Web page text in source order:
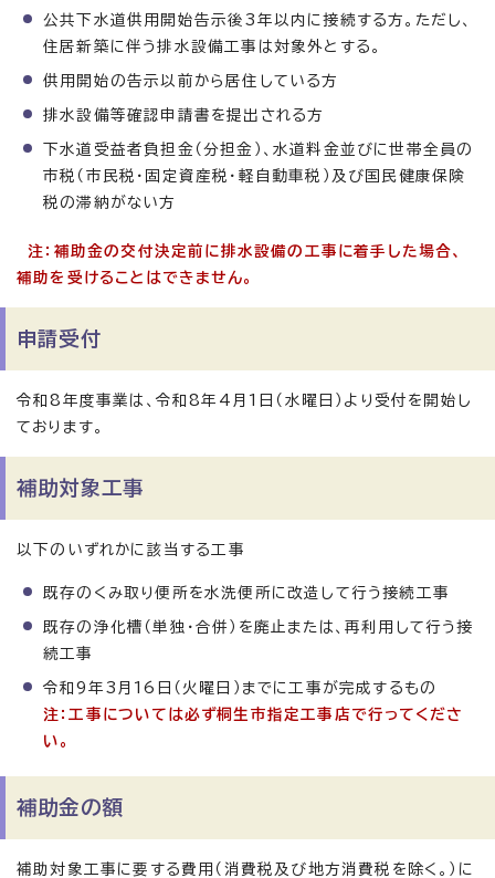
公共下水道供用開始告示後3年以内に接続する方。ただし、
住居新築に伴う排水設備工事は対象外とする。
供用開始の告示以前から居住している方
排水設備等確認申請書を提出される方
下水道受益者負担金（分担金）、水道料金並びに世帯全員の
市税（市民税・固定資産税・軽自動車税）及び国民健康保険
税の滞納がない方
注：補助金の交付決定前に排水設備の工事に着手した場合、
補助を受けることはできません。
申請受付
令和8年度事業は、令和8年4月1日（水曜日）より受付を開始し
ております。
補助対象工事
以下のいずれかに該当する工事
既存のくみ取り便所を水洗便所に改造して行う接続工事
既存の浄化槽（単独・合併）を廃止または、再利用して行う接
続工事
令和9年3月16日（火曜日）までに工事が完成するもの
注：工事については必ず桐生市指定工事店で行ってくださ
い。
補助金の額
補助対象工事に要する費用（消費税及び地方消費税を除く。）に